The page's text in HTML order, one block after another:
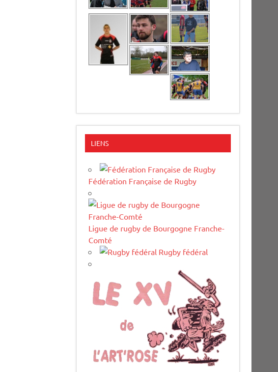
LIENS
Fédération Française de Rugby
Ligue de rugby de Bourgogne Franche-
Comté
Rugby fédéral